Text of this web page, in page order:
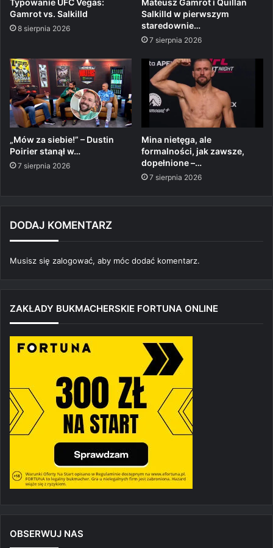
Typowanie UFC Vegas:
Gamrot vs. Salkilld
8 sierpnia 2026
Mateusz Gamrot i Quillan
Salkilld w pierwszym
staredownie…
7 sierpnia 2026
„Mów za siebie!” – Dustin
Poirier stanął w…
7 sierpnia 2026
Mina nietęga, ale
formalności, jak zawsze,
dopełnione –…
7 sierpnia 2026
DODAJ KOMENTARZ
Musisz się zalogować, aby móc dodać komentarz.
ZAKŁADY BUKMACHERSKIE FORTUNA ONLINE
OBSERWUJ NAS